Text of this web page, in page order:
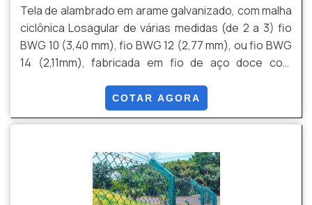
Tela de alambrado em arame galvanizado, com malha
ciclônica Losagular de várias medidas (de 2 a 3) fio
BWG 10 (3,40 mm), fio BWG 12 (2,77 mm), ou fio BWG
14 (2,11mm), fabricada em fio de aço doce com
acordo com a NBR 5589, galvanizado por imersão em
banho de zinco antes de tecer a malha, com uma
NBR 6331, com acabamento lateral de pontas
COTAR AGORA